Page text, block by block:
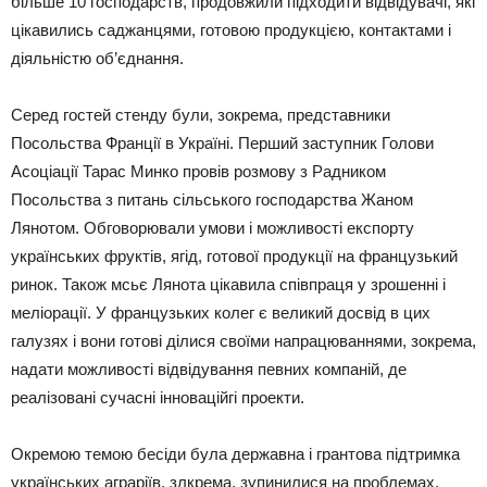
цікавились саджанцями, готовою продукцією, контактами і
діяльністю об’єднання.
Серед гостей стенду були, зокрема, представники
Посольства Франції в Україні. Перший заступник Голови
Асоціації Тарас Минко провів розмову з Радником
Посольства з питань сільського господарства Жаном
Лянотом. Обговорювали умови і можливості експорту
українських фруктів, ягід, готової продукції на французький
ринок. Також мсьє Лянота цікавила співпраця у зрошенні і
меліорації. У французьких колег є великий досвід в цих
галузях і вони готові ділися своїми напрацюваннями, зокрема,
надати можливості відвідування певних компаній, де
реалізовані сучасні інноваційгі проекти.
Окремою темою бесіди була державна і грантова підтримка
українських аграріїв, злкрема, зупинилися на проблемах,